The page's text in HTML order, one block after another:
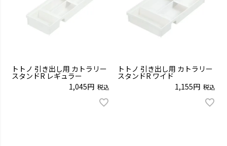
トトノ 引き出し用 カトラリー
スタンドR レギュラー
1,045
税込
トトノ 引き出し用 カトラリー
スタンドR ワイド
1,155
税込